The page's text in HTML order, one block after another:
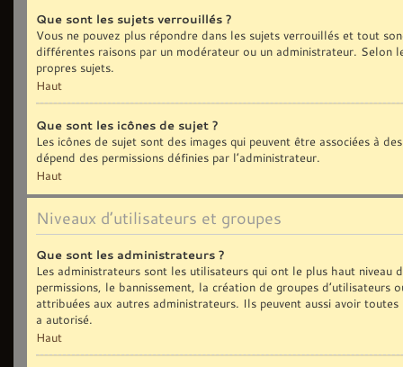
Que sont les sujets verrouillés ?
Vous ne pouvez plus répondre dans les sujets verrouillés et tout
différentes raisons par un modérateur ou un administrateur. Selon
propres sujets.
Haut
Que sont les icônes de sujet ?
Les icônes de sujet sont des images qui peuvent être associées à
dépend des permissions définies par l’administrateur.
Haut
Niveaux d’utilisateurs et groupes
Que sont les administrateurs ?
Les administrateurs sont les utilisateurs qui ont le plus haut
permissions, le bannissement, la création de groupes
attribuées aux autres administrateurs. Ils peuvent aussi avoir
a autorisé.
Haut